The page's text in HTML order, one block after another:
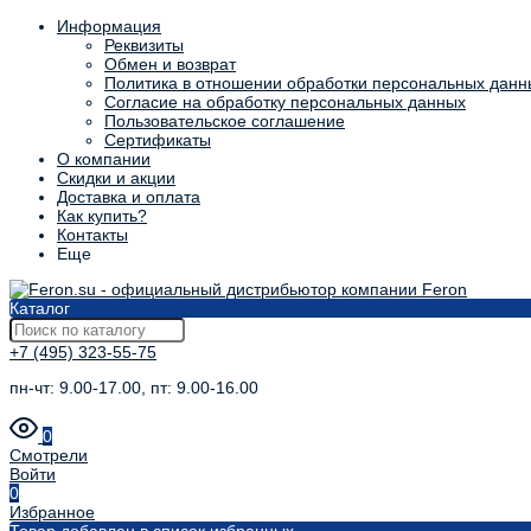
Информация
Реквизиты
Обмен и возврат
Политика в отношении обработки персональных
Согласие на обработку персональных данных
Пользовательское соглашение
Сертификаты
О компании
Скидки и акции
Доставка и оплата
Как купить?
Контакты
Еще
Каталог
+7 (495) 323-55-75
пн-чт: 9.00-17.00, пт: 9.00-16.00
0
Смотрели
Войти
0
Избранное